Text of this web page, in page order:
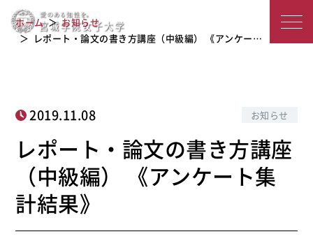
城
子
大
レポート・論文の書き方講座（中級
編） 《アンケート集計結果》
ホーム
お知らせ
レポート・論文の書き方講座（中級編） 《アンケー…
2019.11.08 お知らせ
レポート・論文の書き方講座
（中級編） 《アンケート集
計結果》